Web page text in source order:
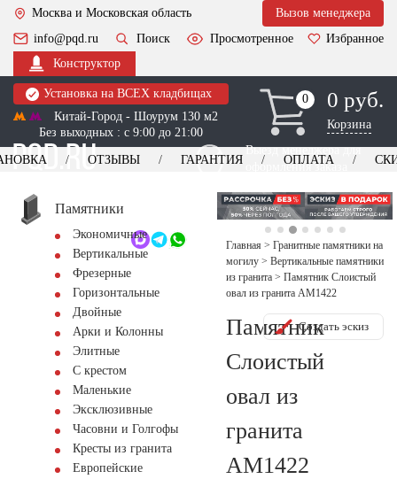
Москва и Московская область
Вызов менеджера
info@pqd.ru
Поиск Просмотренное
Избранное
Конструктор
Установка на ВСЕХ кладбищах
Китай-Город - Шоурум 130 м2
Без выходных : с 9:00 до 21:00
0
0 0 руб.
Корзина
Выезд менеджера для
оформления заказа
+7 (495) 518-44-23
Обратный звонок
ОТЗЫВЫ ГАРАНТИЯ ОПЛАТА
Памятники
Экономичные
Вертикальные
Фрезерные
Горизонтальные
Двойные
Арки и Колонны
Элитные
С крестом
Маленькие
Эксклюзивные
Часовни и Голгофы
Кресты из гранита
Европейские
Главная > Гранитные памятники на
могилу > Вертикальные памятники
из гранита > Памятник Слоистый
овал из гранита AM1422
Памятник
Слоистый
овал из
гранита
AM1422
Создать эскиз